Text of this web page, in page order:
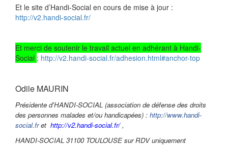
Et le site d’Handi-Social en cours de mise à jour :
http://v2.handi-social.fr/
Et merci de soutenir le travail actuel en adhérant à Handi-
Social : http://v2.handi-social.fr/adhesion.html#anchor-top
Odile MAURIN
Présidente d'HANDI-SOCIAL (association de défense des droits
des personnes malades et/ou handicapées) : http://www.handi-
social.fr et http://v2.handi-social.fr/,
HANDI-SOCIAL 31100 TOULOUSE sur RDV uniquement